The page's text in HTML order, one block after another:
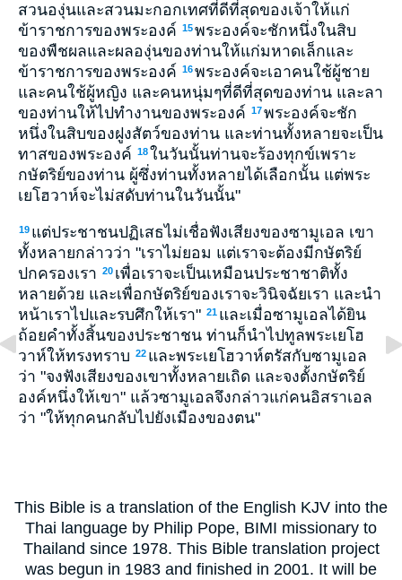
สวนองุ่นและสวนมะกอกเทศที่ดีที่สุดของเจ้าให้แก่
ข้าราชการของพระองค์ 15พระองค์จะชักหนึ่งในสิบ
ของพืชผลและผลองุ่นของท่านให้แก่มหาดเล็กและ
ข้าราชการของพระองค์ 16พระองค์จะเอาคนใช้ผู้ชาย
และคนใช้ผู้หญิง และคนหนุ่มๆที่ดีที่สุดของท่าน และลา
ของท่านให้ไปทำงานของพระองค์ 17พระองค์จะชัก
หนึ่งในสิบของฝูงสัตว์ของท่าน และท่านทั้งหลายจะเป็น
ทาสของพระองค์ 18ในวันนั้นท่านจะร้องทุกข์เพราะ
กษัตริย์ของท่าน ผู้ซึ่งท่านทั้งหลายได้เลือกนั้น แต่พระ
เยโฮวาห์จะไม่สดับท่านในวันนั้น"
19 แต่ประชาชนปฏิเสธไม่เชื่อฟังเสียงของซามูเอล เขา
ทั้งหลายกล่าวว่า "เราไม่ยอม แต่เราจะต้องมีกษัตริย์
ปกครองเรา 20 เพื่อเราจะเป็นเหมือนประชาชาติทั้ง
หลายด้วย และเพื่อกษัตริย์ของเราจะวินิจฉัยเรา และนำ
หน้าเราไปและรบศึกให้เรา" 21 และเมื่อซามูเอลได้ยิน
ถ้อยคำทั้งสิ้นของประชาชน ท่านก็นำไปทูลพระเยโฮ
วาห์ให้ทรงทราบ 22 และพระเยโฮวาห์ตรัสกับซามูเอล
ว่า "จงฟังเสียงของเขาทั้งหลายเถิด และจงตั้งกษัตริย์
องค์หนึ่งให้เขา" แล้วซามูเอลจึงกล่าวแก่คนอิสราเอล
ว่า "ให้ทุกคนกลับไปยังเมืองของตน"
This Bible is a translation of the English KJV into the
Thai language by Philip Pope, BIMI missionary to
Thailand since 1978. This Bible translation project
was begun in 1983 and finished in 2001. It will be